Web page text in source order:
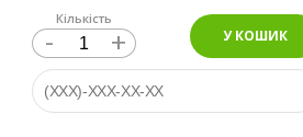
Кількість
- + У КОШИК